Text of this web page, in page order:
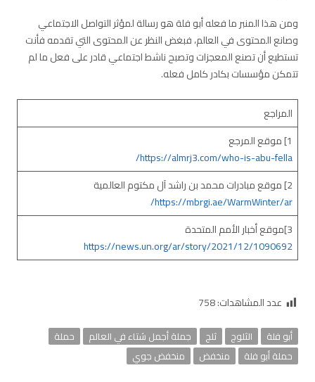
ومن هذا المنبر ما فعله أبو فلة هو رسالة لمؤثر التواصل الاجتماعي
وصانع المحتوى في العالم، فبغض النظر عن المحتوى التي تقدمه فأنت
تستطيع أن تصنع المعجزات وتصبح ناشط اجتماعي قادر على فعل ما لم
تتمكن مؤسسات بكادر كامل فعله.
المراجع
1] موقع المرجع
https://almrj3.com/who-is-abu-fella/
2] موقع مبادرات محمد بن راشد آل مكتوم العالمية
https://mbrgi.ae/WarmWinter/ar/
3]موقع أخبار الأمم المتحدة
https://news.un.org/ar/story/2021/12/1090692
عدد المشاهدات:758
أبو فلة الثلوج ثلج جملة أجمل شتاء في العالم
حملة
حملة أبو فلة
منخفض منخفض جوي